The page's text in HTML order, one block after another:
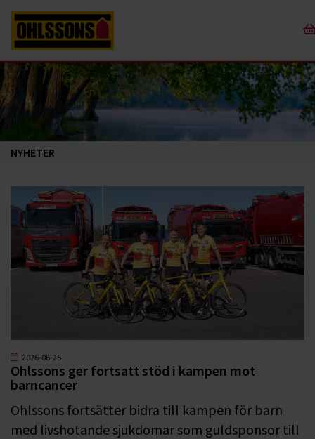
NYHETER
2026-06-25
Ohlssons ger fortsatt stöd i kampen mot
barncancer
Ohlssons fortsätter bidra till kampen för barn
med livshotande sjukdomar som guldsponsor till